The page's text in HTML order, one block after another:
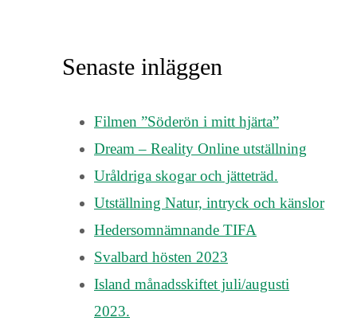
Senaste inläggen
Filmen ”Söderön i mitt hjärta”
Dream – Reality Online utställning
Uråldriga skogar och jätteträd.
Utställning Natur, intryck och känslor
Hedersomnämnande TIFA
Svalbard hösten 2023
Island månadsskiftet juli/augusti
2023.